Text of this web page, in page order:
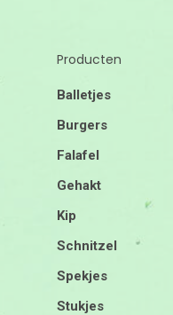
Producten
Balletjes
Burgers
Falafel
Gehakt
Kip
Schnitzel
Spekjes
Stukjes